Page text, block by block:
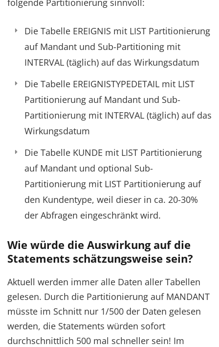
folgende Partitionierung sinnvoll:
Die Tabelle EREIGNIS mit LIST Partitionierung
auf Mandant und Sub-Partitioning mit
INTERVAL (täglich) auf das Wirkungsdatum
Die Tabelle EREIGNISTYPEDETAIL mit LIST
Partitionierung auf Mandant und Sub-
Partitionierung mit INTERVAL (täglich) auf das
Wirkungsdatum
Die Tabelle KUNDE mit LIST Partitionierung
auf Mandant und optional Sub-
Partitionierung mit LIST Partitionierung auf
den Kundentype, weil dieser in ca. 20-30%
der Abfragen eingeschränkt wird.
Wie würde die Auswirkung auf die
Statements schätzungsweise sein?
Aktuell werden immer alle Daten aller Tabellen
gelesen. Durch die Partitionierung auf MANDANT
müsste im Schnitt nur 1/500 der Daten gelesen
werden, die Statements würden sofort
durchschnittlich 500 mal schneller sein! Im